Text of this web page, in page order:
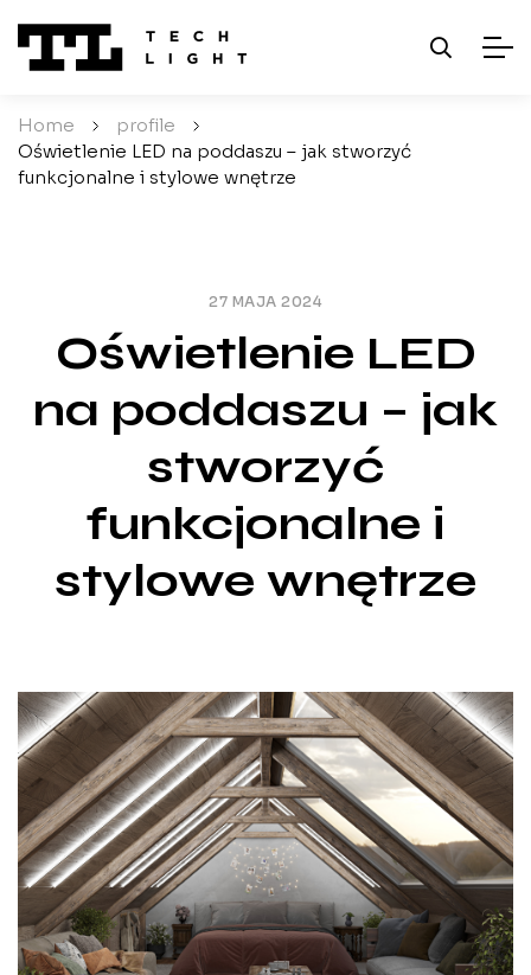
Home / profile
/
Oświetlenie LED na poddaszu – jak stworzyć
funkcjonalne i stylowe wnętrze
27 MAJA 2024
Oświetlenie LED
na poddaszu – jak
stworzyć
funkcjonalne i
stylowe wnętrze